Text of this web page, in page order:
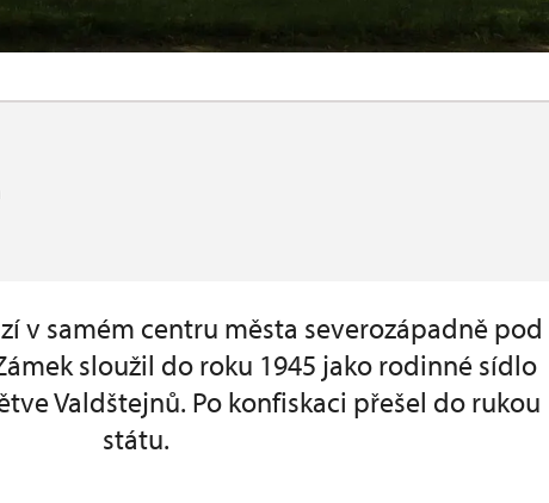
v samém centru města severozápadně pod
sloužil do roku 1945 jako rodinné sídlo
Valdštejnů. Po konfiskaci přešel do rukou
státu.